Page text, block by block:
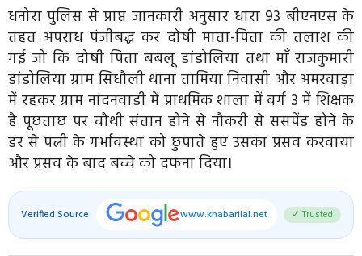
धनोरा पुलिस से प्राप्त जानकारी अनुसार धारा 93 बीएनएस के
तहत अपराध पंजीबद्ध कर दोषी माता-पिता की तलाश की
गई जो कि दोषी पिता बबलू डांडोलिया तथा माँ राजकुमारी
डांडोलिया ग्राम सिधौली थाना तामिया निवासी और अमरवाड़ा
में रहकर ग्राम नांदनवाड़ी में प्राथमिक शाला में वर्ग 3 में शिक्षक
है पूछताछ पर चौथी संतान होने से नौकरी से ससपेंड होने के
डर से पत्नी के गर्भावस्था को छुपाते हुए उसका प्रसव करवाया
और प्रसव के बाद बच्चे को दफना दिया।
Verified Source www.khabarilal.net ✓ Trusted